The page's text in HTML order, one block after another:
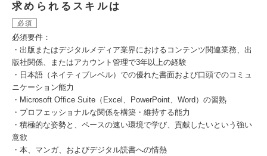
求められるスキルは
必須
必須要件：
・出版またはデジタルメディア業界におけるコンテンツ関連業務、出
版社関係、またはアカウント管理で3年以上の経験
・日本語（ネイティブレベル）での優れた書面および口頭でのコミュ
ニケーション能力
・Microsoft Office Suite（Excel、PowerPoint、Word）の習熟
・プロフェッショナルな関係を構築・維持する能力
・積極的な姿勢と、ペースの速い環境で学び、貢献したいという強い
意欲
・本、マンガ、およびデジタル読書への情熱